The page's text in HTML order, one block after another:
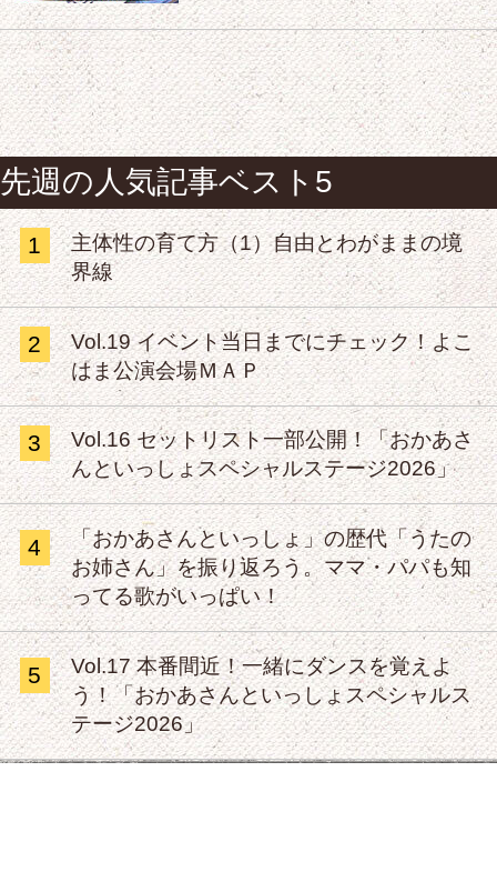
先週の人気記事ベスト5
1
主体性の育て方（1）自由とわがままの境
界線
2
Vol.19 イベント当日までにチェック！よこ
はま公演会場ＭＡＰ
3
Vol.16 セットリスト一部公開！「おかあさ
んといっしょスペシャルステージ2026」
4
「おかあさんといっしょ」の歴代「うたの
お姉さん」を振り返ろう。ママ・パパも知
ってる歌がいっぱい！
5
Vol.17 本番間近！一緒にダンスを覚えよ
う！「おかあさんといっしょスペシャルス
テージ2026」